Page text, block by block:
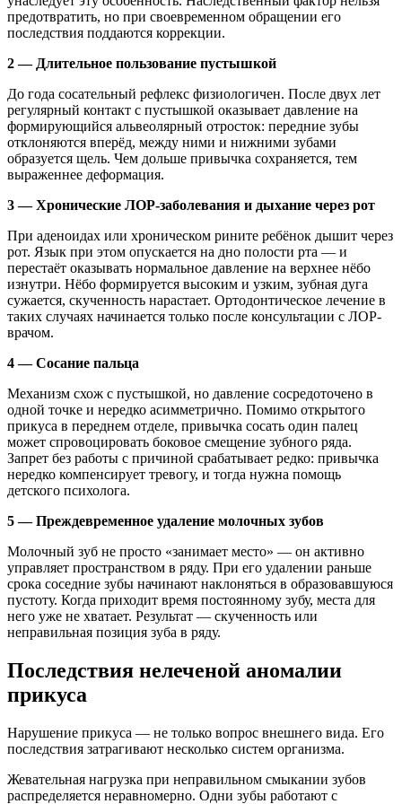
предотвратить, но при своевременном обращении его
последствия поддаются коррекции.
2 — Длительное пользование пустышкой
До года сосательный рефлекс физиологичен. После двух лет
регулярный контакт с пустышкой оказывает давление на
формирующийся альвеолярный отросток: передние зубы
отклоняются вперёд, между ними и нижними зубами
образуется щель. Чем дольше привычка сохраняется, тем
выраженнее деформация.
3 — Хронические ЛОР-заболевания и дыхание через рот
При аденоидах или хроническом рините ребёнок дышит через
рот. Язык при этом опускается на дно полости рта — и
перестаёт оказывать нормальное давление на верхнее нёбо
изнутри. Нёбо формируется высоким и узким, зубная дуга
сужается, скученность нарастает. Ортодонтическое лечение в
таких случаях начинается только после консультации с ЛОР-
врачом.
4 — Сосание пальца
Механизм схож с пустышкой, но давление сосредоточено в
одной точке и нередко асимметрично. Помимо открытого
прикуса в переднем отделе, привычка сосать один палец
может спровоцировать боковое смещение зубного ряда.
Запрет без работы с причиной срабатывает редко: привычка
нередко компенсирует тревогу, и тогда нужна помощь
детского психолога.
5 — Преждевременное удаление молочных зубов
Молочный зуб не просто «занимает место» — он активно
управляет пространством в ряду. При его удалении раньше
срока соседние зубы начинают наклоняться в образовавшуюся
пустоту. Когда приходит время постоянному зубу, места для
него уже не хватает. Результат — скученность или
неправильная позиция зуба в ряду.
Последствия нелеченой аномалии
прикуса
Нарушение прикуса — не только вопрос внешнего вида. Его
последствия затрагивают несколько систем организма.
Жевательная нагрузка при неправильном смыкании зубов
распределяется неравномерно. Одни зубы работают с